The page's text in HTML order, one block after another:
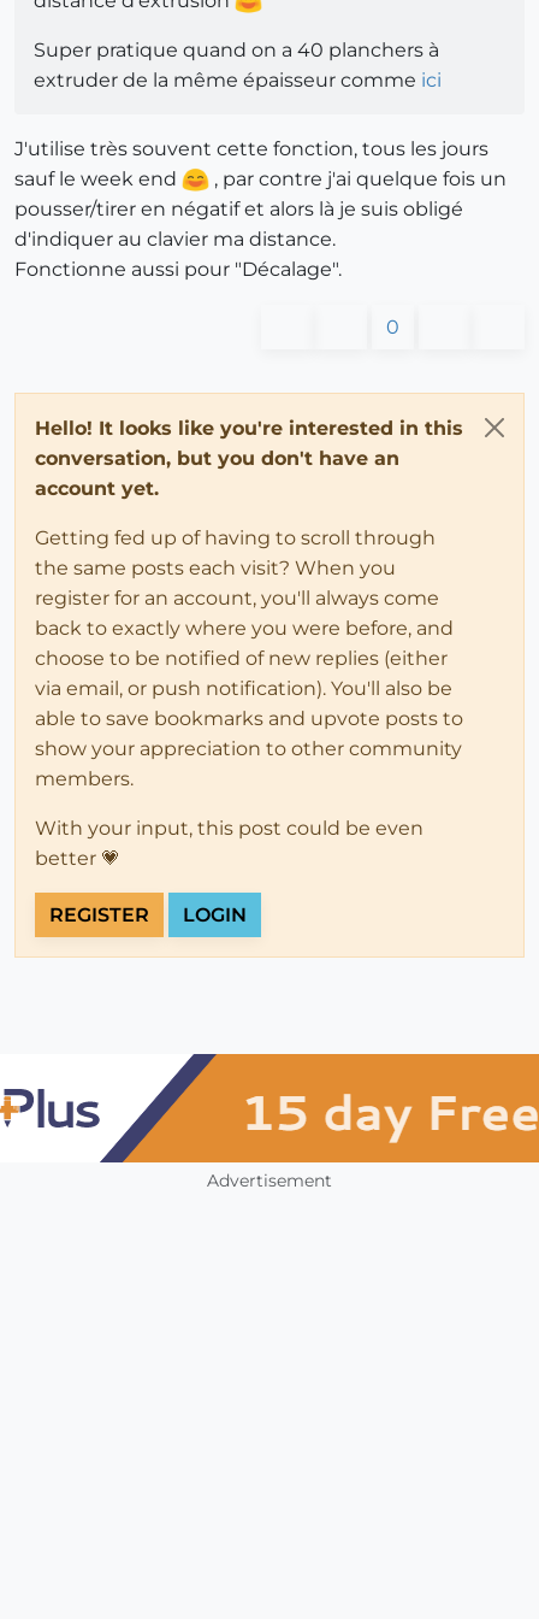
Super pratique quand on a 40 planchers à
extruder de la même épaisseur comme ici
J'utilise très souvent cette fonction, tous les jours
sauf le week end
, par contre j'ai quelque fois un
pousser/tirer en négatif et alors là je suis obligé
d'indiquer au clavier ma distance.
Fonctionne aussi pour "Décalage".
0
Hello! It looks like you're interested in this
conversation, but you don't have an
account yet.
Getting fed up of having to scroll through
the same posts each visit? When you
register for an account, you'll always come
back to exactly where you were before, and
choose to be notified of new replies (either
via email, or push notification). You'll also be
able to save bookmarks and upvote posts to
show your appreciation to other community
members.
With your input, this post could be even
better 💗
REGISTER LOGIN
Advertisement